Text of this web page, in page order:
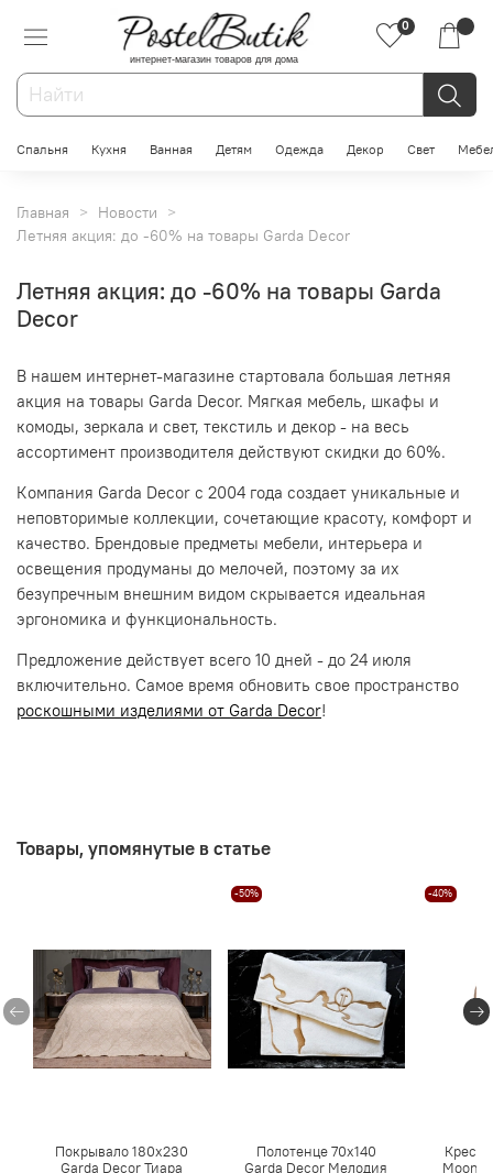
интернет-магазин товаров для дома
0
Спальня Кухня Ванная Детям Одежда Декор Свет
Главная
Новости
Летняя акция: до -60% на товары Garda Decor
Летняя акция: до -60% на товары Garda
Decor
В нашем интернет-магазине стартовала большая летняя
акция на товары Garda Decor. Мягкая мебель, шкафы и
комоды, зеркала и свет, текстиль и декор - на весь
ассортимент производителя действуют скидки до 60%.
Компания Garda Decor с 2004 года создает уникальные и
неповторимые коллекции, сочетающие красоту, комфорт и
качество. Брендовые предметы мебели, интерьера и
освещения продуманы до мелочей, поэтому за их
безупречным внешним видом скрывается идеальная
эргономика и функциональность.
Предложение действует всего 10 дней - до 24 июля
включительно. Самое время обновить свое пространство
роскошными изделиями от Garda Decor!
Товары, упомянутые в статье
Покрывало 180x230
Garda Decor Тиара
-50%
Полотенце 70x140
Garda Decor Мелодия
-40%
Moon